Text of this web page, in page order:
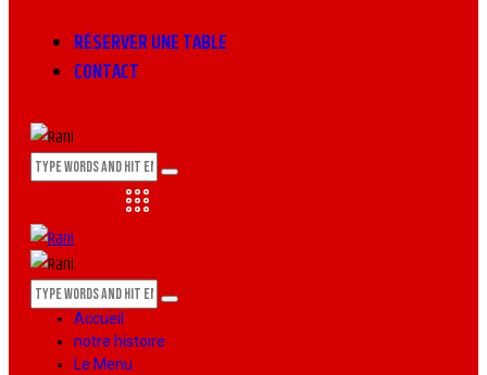
RÉSERVER UNE TABLE
CONTACT
Accueil
notre histoire
Le Menu